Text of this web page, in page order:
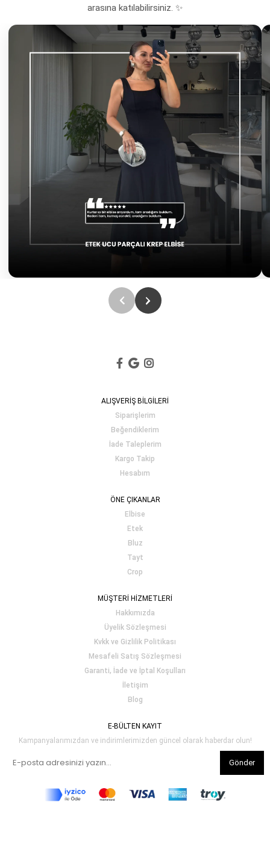
arasına katılabilirsiniz. ✨
ALIŞVERİŞ BİLGİLERİ
Siparişlerim
Beğendiklerim
İade Taleplerim
Kargo Takip
Hesabım
ÖNE ÇIKANLAR
Elbise
Etek
Bluz
Tayt
Crop
MÜŞTERİ HİZMETLERİ
Hakkımızda
Üyelik Sözleşmesi
Kvkk ve Gizlilik Politikası
Mesafeli Satış Sözleşmesi
Garanti, İade ve İptal Koşulları
İletişim
Blog
E-BÜLTEN KAYIT
Kampanyalarımızdan ve indirimlerimizden güncel olarak haberdar olun!
Gönder